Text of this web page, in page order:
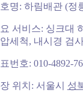
명: 하림배관 (정
서비스: 싱크대
세척, 내시경 검
번호: 010-4892-
위치: 서울시 성